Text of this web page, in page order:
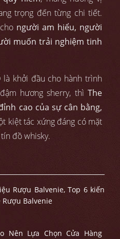
trọng đến từng chi tiết.
người am hiểu, người
muốn trải nghiệm tinh
là khởi đầu cho hành trình
hương sherry, thì The
cao của sự cân bằng,
kiệt tác xứng đáng có mặt
đồ whisky.
Rượu Balvenie, Top 6 kiến
Rượu Balvenie
Nên Lựa Chọn Cửa Hàng